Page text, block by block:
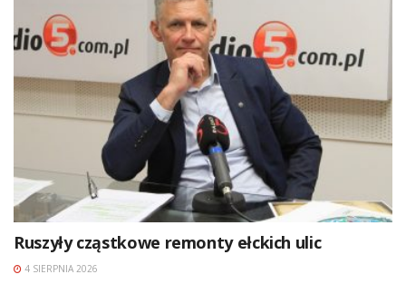
Ruszyły cząstkowe remonty ełckich ulic
4 SIERPNIA 2026